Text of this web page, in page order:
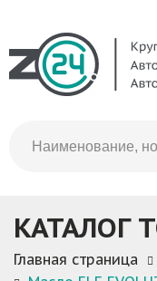
КАТАЛОГ
Главная страница